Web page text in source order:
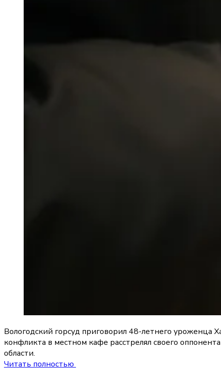
Вологодский горсуд приговорил 48-летнего
конфликта в местном кафе расстрелял своего
области.
Читать полностью